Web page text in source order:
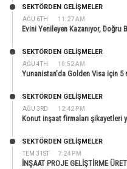
AĞU 6TH 11:27 AM
SEKTÖRDEN GELIŞMELER
Evini Yenileyen Kazanıyor,
AĞU 4TH 10:52 AM
SEKTÖRDEN GELIŞMELER
Yunanistan’da Golden Visa için 5
AĞU 3RD 12:42 PM
SEKTÖRDEN GELIŞMELER
Konut inşaat firmaları şikayetleri
TEM 31ST 7:24 PM
SEKTÖRDEN GELIŞMELER
İNŞAAT PROJE GELİŞTİRME